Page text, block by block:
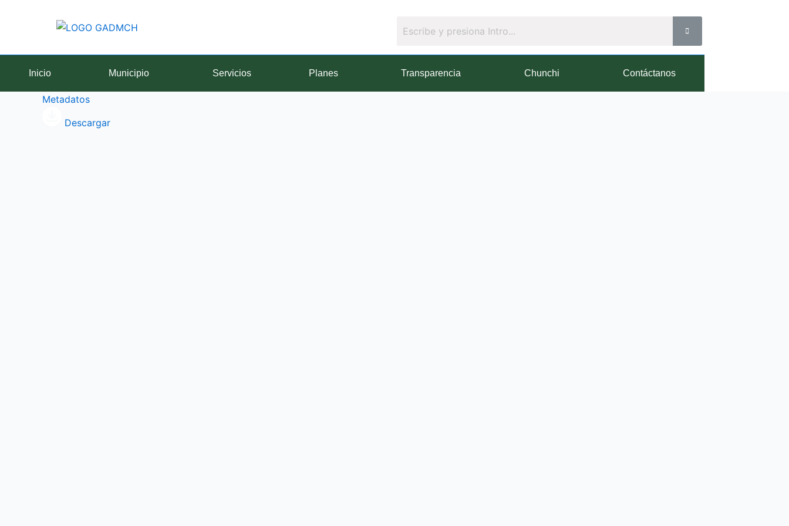
Inicio Municipio Servicios Planes Transparencia Chunchi Contáctanos
Metadatos
Descargar